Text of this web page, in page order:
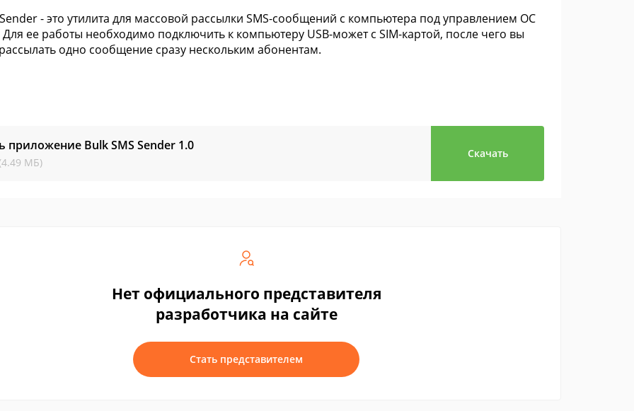
- это утилита для массовой рассылки SMS-сообщений с компьютера под управлением ОС
ее работы необходимо подключить к компьютеру USB-может с SIM-картой, после чего вы
одно сообщение сразу нескольким абонентам.
приложение Bulk SMS Sender 1.0
МБ)
Скачать
Нет официального представителя
разработчика на сайте
Стать представителем